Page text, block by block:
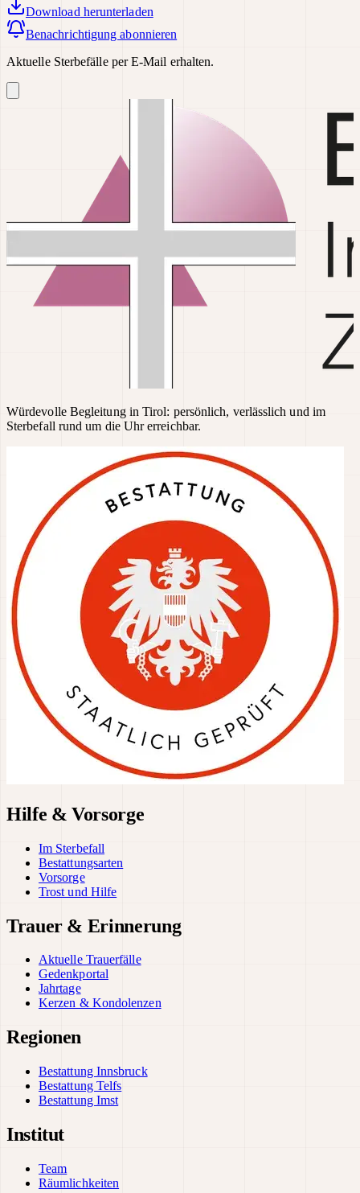
Download herunterladen
Benachrichtigung abonnieren
Aktuelle Sterbefälle per E-Mail erhalten.
Würdevolle Begleitung in Tirol: persönlich, verlässlich und im
Sterbefall rund um die Uhr erreichbar.
Hilfe & Vorsorge
Im Sterbefall
Bestattungsarten
Vorsorge
Trost und Hilfe
Trauer & Erinnerung
Aktuelle Trauerfälle
Gedenkportal
Jahrtage
Kerzen & Kondolenzen
Regionen
Bestattung Innsbruck
Bestattung Telfs
Bestattung Imst
Institut
Team
Räumlichkeiten